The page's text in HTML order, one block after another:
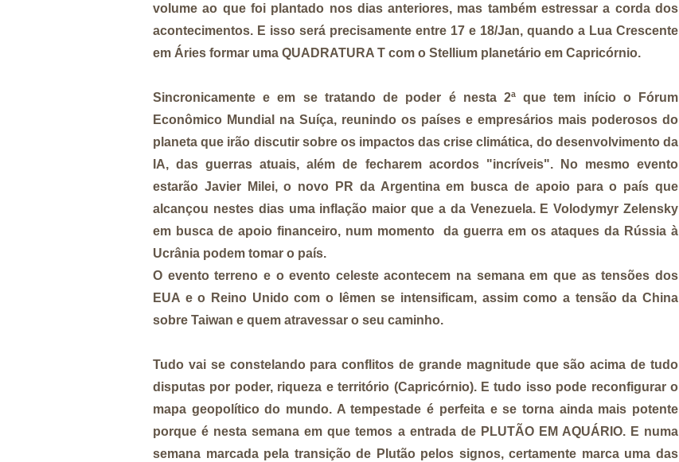
volume ao que foi plantado nos dias anteriores, mas também estressar a corda dos
acontecimentos. E isso será precisamente entre 17 e 18/Jan, quando a Lua Crescente
em Áries formar uma QUADRATURA T com o Stellium planetário em Capricórnio.
Sincronicamente e em se tratando de poder é nesta 2ª que tem início o Fórum
Econômico Mundial na Suíça, reunindo os países e empresários mais poderosos do
planeta que irão discutir sobre os impactos das crise climática, do desenvolvimento da
IA, das guerras atuais, além de fecharem acordos "incríveis". No mesmo evento
estarão Javier Milei, o novo PR da Argentina em busca de apoio para o país que
alcançou nestes dias uma inflação maior que a da Venezuela. E Volodymyr Zelensky
em busca de apoio financeiro, num momento da guerra em os ataques da Rússia à
Ucrânia podem tomar o país.
O evento terreno e o evento celeste acontecem na semana em que as tensões dos
EUA e o Reino Unido com o Iêmen se intensificam, assim como a tensão da China
sobre Taiwan e quem atravessar o seu caminho.
Tudo vai se constelando para conflitos de grande magnitude que são acima de tudo
disputas por poder, riqueza e território (Capricórnio). E tudo isso pode reconfigurar o
mapa geopolítico do mundo. A tempestade é perfeita e se torna ainda mais potente
porque é nesta semana em que temos a entrada de PLUTÃO EM AQUÁRIO. E numa
semana marcada pela transição de Plutão pelos signos, certamente marca uma das